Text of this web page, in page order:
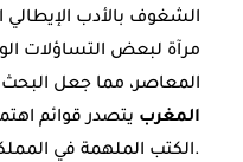
الشغوف بالأدب
مرآة لبعض التساؤلات
المعاصر، مما جعل
المغرب يتصدر قوائم
الكتب الملهمة في المملكة.